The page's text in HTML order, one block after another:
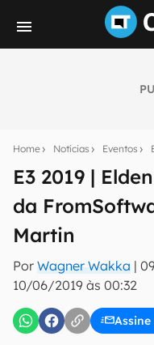
Home Notícias Eventos
E3 2019 |
da
Martin
Por Wagner Wakka |
10/06/2019 às 00:32
notícias e reviews
mão.
E-mail
Confirmo que li,
Uso e Política de